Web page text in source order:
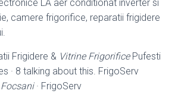
LA aer conditionat inverter si
camere frigorifice, reparatii frigidere
Frigidere & Vitrine FrigorificePufesti
· 8 talking about this. FrigoServ
Focsani· FrigoServ